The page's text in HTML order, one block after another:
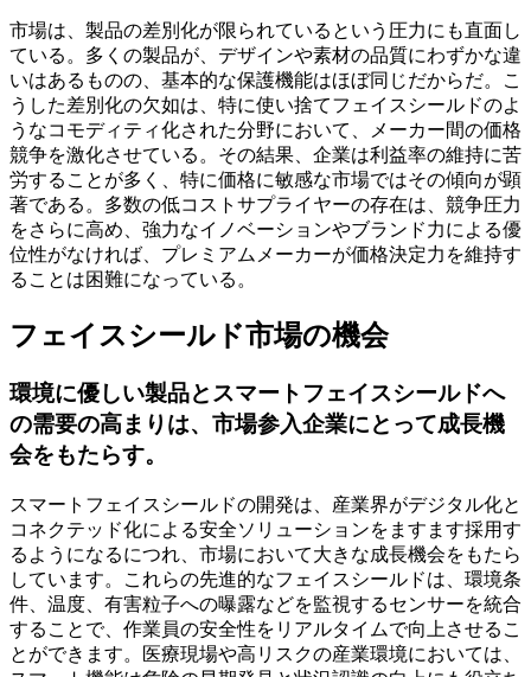
市場は、製品の差別化が限られているという圧力にも直面し
ている。多くの製品が、デザインや素材の品質にわずかな違
いはあるものの、基本的な保護機能はほぼ同じだからだ。こ
うした差別化の欠如は、特に使い捨てフェイスシールドのよ
うなコモディティ化された分野において、メーカー間の価格
競争を激化させている。その結果、企業は利益率の維持に苦
労することが多く、特に価格に敏感な市場ではその傾向が顕
著である。多数の低コストサプライヤーの存在は、競争圧力
をさらに高め、強力なイノベーションやブランド力による優
位性がなければ、プレミアムメーカーが価格決定力を維持す
ることは困難になっている。
フェイスシールド市場の機会
環境に優しい製品とスマートフェイスシールドへ
の需要の高まりは、市場参入企業にとって成長機
会をもたらす。
スマートフェイスシールドの開発は、産業界がデジタル化と
コネクテッド化による安全ソリューションをますます採用す
るようになるにつれ、市場において大きな成長機会をもたら
しています。これらの先進的なフェイスシールドは、環境条
件、温度、有害粒子への曝露などを監視するセンサーを統合
することで、作業員の安全性をリアルタイムで向上させるこ
とができます。医療現場や高リスクの産業環境においては、